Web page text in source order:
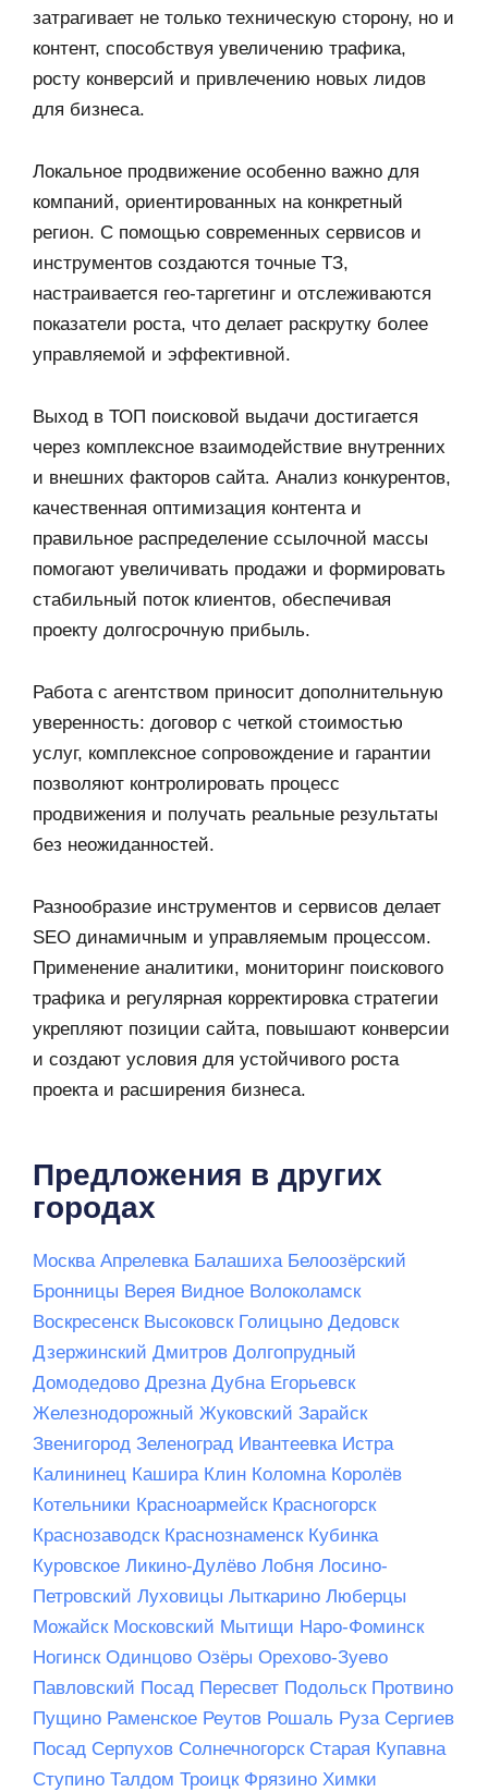
затрагивает не только техническую сторону, но и
контент, способствуя увеличению трафика,
росту конверсий и привлечению новых лидов
для бизнеса.
Локальное продвижение особенно важно для
компаний, ориентированных на конкретный
регион. С помощью современных сервисов и
инструментов создаются точные ТЗ,
настраивается гео-таргетинг и отслеживаются
показатели роста, что делает раскрутку более
управляемой и эффективной.
Выход в ТОП поисковой выдачи достигается
через комплексное взаимодействие внутренних
и внешних факторов сайта. Анализ конкурентов,
качественная оптимизация контента и
правильное распределение ссылочной массы
помогают увеличивать продажи и формировать
стабильный поток клиентов, обеспечивая
проекту долгосрочную прибыль.
Работа с агентством приносит дополнительную
уверенность: договор с четкой стоимостью
услуг, комплексное сопровождение и гарантии
позволяют контролировать процесс
продвижения и получать реальные результаты
без неожиданностей.
Разнообразие инструментов и сервисов делает
SEO динамичным и управляемым процессом.
Применение аналитики, мониторинг поискового
трафика и регулярная корректировка стратегии
укрепляют позиции сайта, повышают конверсии
и создают условия для устойчивого роста
проекта и расширения бизнеса.
Предложения в других
городах
Москва Апрелевка Балашиха Белоозёрский
Бронницы Верея Видное Волоколамск
Воскресенск Высоковск Голицыно Дедовск
Дзержинский Дмитров Долгопрудный
Домодедово Дрезна Дубна Егорьевск
Железнодорожный Жуковский Зарайск
Звенигород Зеленоград Ивантеевка Истра
Калининец Кашира Клин Коломна Королёв
Котельники Красноармейск Красногорск
Краснозаводск Краснознаменск Кубинка
Куровское Ликино-Дулёво Лобня Лосино-
Петровский Луховицы Лыткарино Люберцы
Можайск Московский Мытищи Наро-Фоминск
Ногинск Одинцово Озёры Орехово-Зуево
Павловский Посад Пересвет Подольск Протвино
Пущино Раменское Реутов Рошаль Руза Сергиев
Посад Серпухов Солнечногорск Старая Купавна
Ступино Талдом Троицк Фрязино Химки